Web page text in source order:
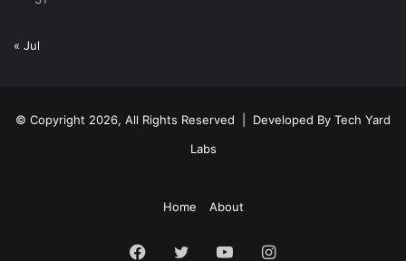
« Jul
© Copyright 2026, All Rights Reserved | Developed By Tech Yard
Labs
Home About
Facebook
Twitter YouTubeInstagram